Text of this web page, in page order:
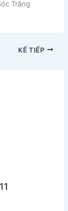
Trăng
KẾ TIẾP